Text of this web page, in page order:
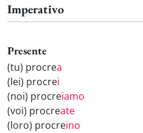
Imperativo
Presente
(tu) procrea
(lei) procrei
(noi) procreiamo
(voi) procreate
(loro) procreino